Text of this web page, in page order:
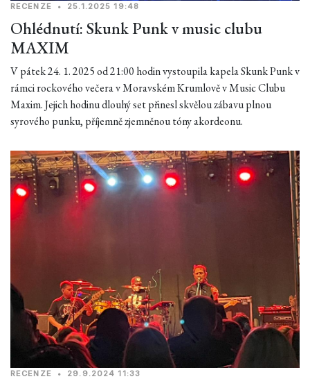
RECENZE • 25.1.2025 19:48
Ohlédnutí: Skunk Punk v music clubu
MAXIM
V pátek 24. 1. 2025 od 21:00 hodin vystoupila kapela Skunk Punk v
rámci rockového večera v Moravském Krumlově v Music Clubu
Maxim. Jejich hodinu dlouhý set přinesl skvělou zábavu plnou
syrového punku, příjemně zjemněnou tóny akordeonu.
RECENZE • 29.9.2024 11:33